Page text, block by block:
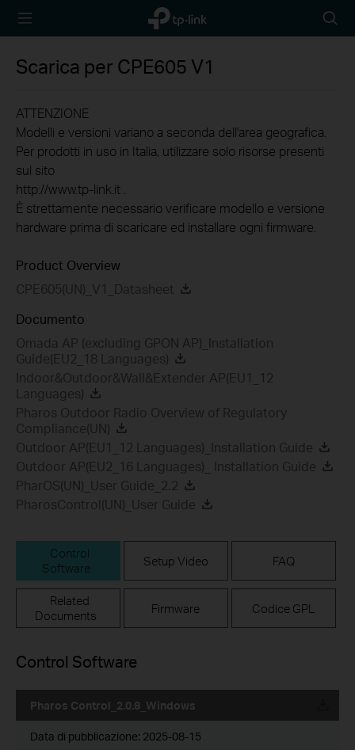
TP-Link,
Reliably
icon
Scarica per CPE605 V1
ATTENZIONE
Modelli e versioni variano a seconda dell'area geografica.
Per prodotti in uso in Italia, utilizzare solo risorse presenti
sul sito
http://www.tp-link.it .
È strettamente necessario verificare modello e versione
hardware prima di scaricare ed installare ogni firmware.
Product Overview
CPE605(UN)_V1_Datasheet
Documento
Omada AP (excluding GPON AP)_Installation
Guide(EU2_18 Languages)
Indoor&Outdoor&Wall&Extender AP(EU1_12
Languages)
Pharos Outdoor Radio Overview of Regulatory
Compliance(UN)
Outdoor AP(EU1_12 Languages)_Installation Guide
Outdoor AP(EU2_16 Languages)_ Installation Guide
PharOS(UN)_User Guide_2.2
PharosControl(UN)_User Guide
Control
Software
Setup Video FAQ
Related
Documents
Firmware Codice GPL
Control Software
Pharos Control_2.0.8_Windows
Data di pubblicazione: 2025-08-15